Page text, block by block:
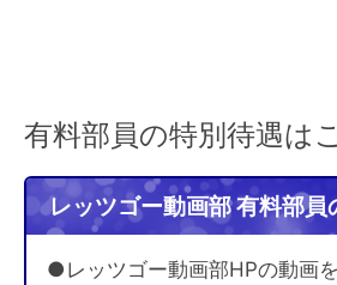
有料部員の特別待遇は
レッツゴー動画部 有料部員
●レッツゴー動画部HPの動画